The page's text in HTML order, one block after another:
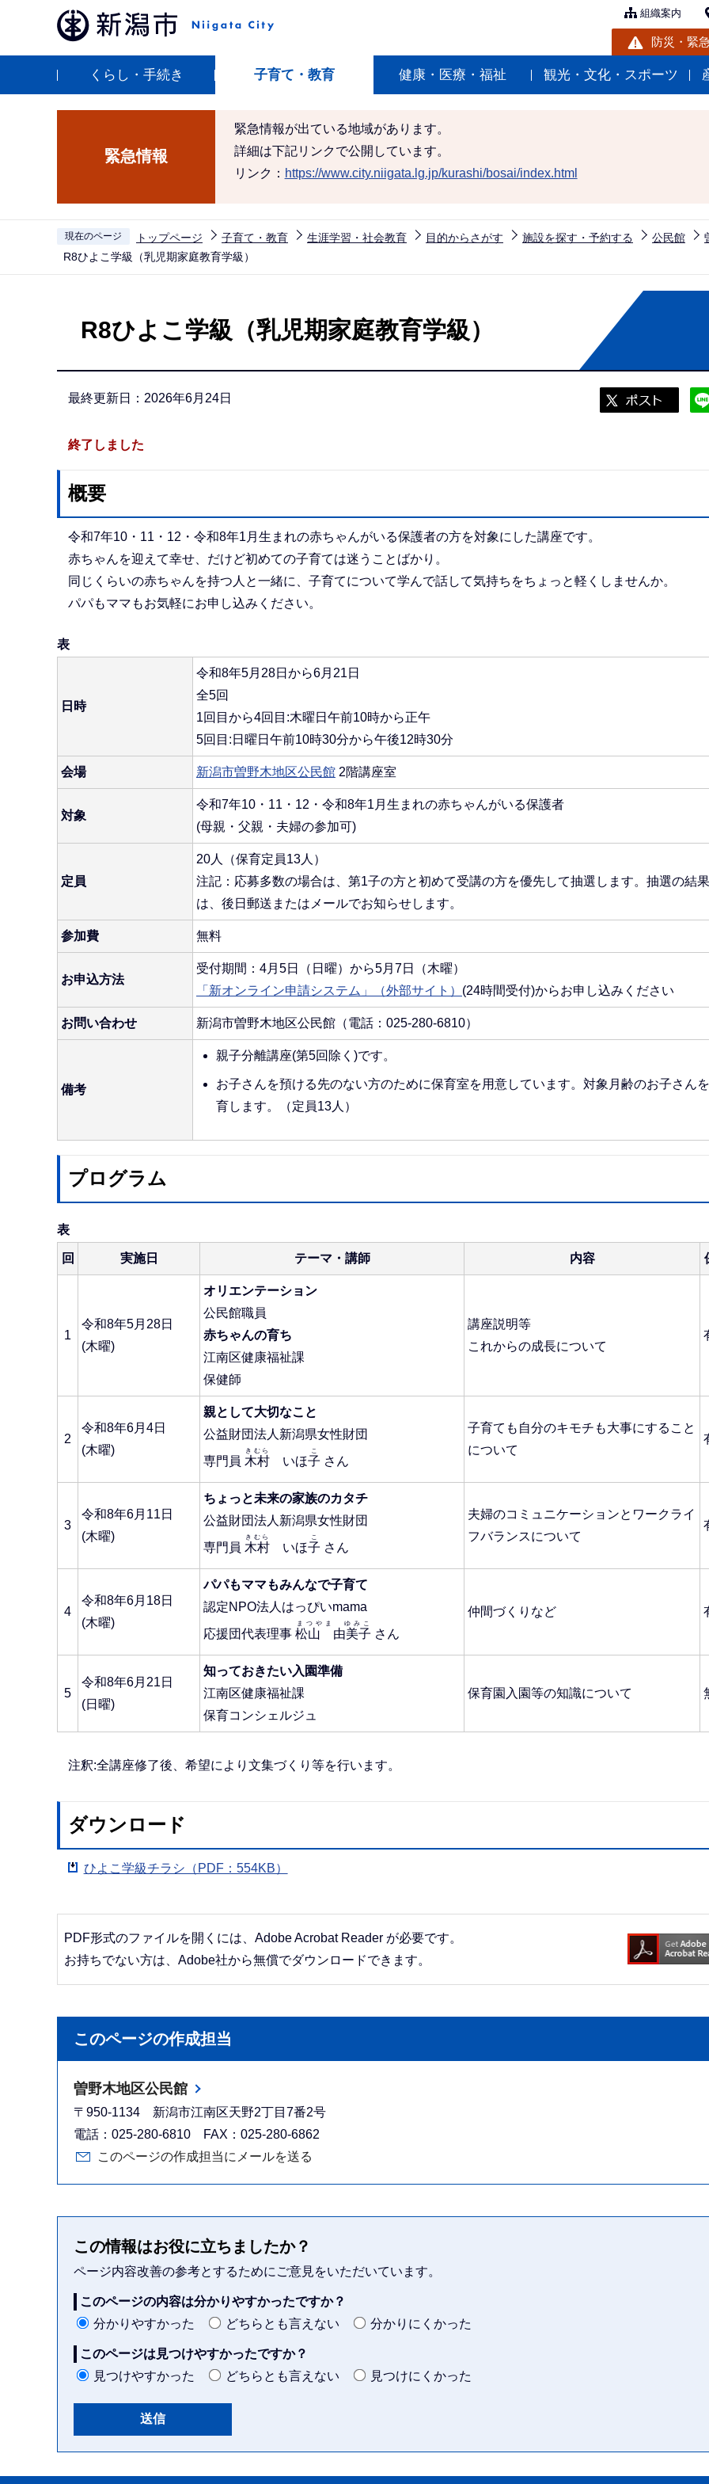
ペ
組織案内
防災・緊
くらし・手続き 子育て・教育 健康・医療・福祉 観光・文化・スポーツ
緊急情報
緊急情報が出ている地域があります。
詳細は下記リンクで公開しています。
リンク： https://www.city.niigata.lg.jp/kurashi/bosai/index.html
現在のページ トップページ 子育て・教育 生涯学習・社会教育 目的からさがす 施設を探す・予約する 公民館
R8ひよこ学級（乳児期家庭教育学級）
R8ひよこ学級（乳児期家庭教育学級）
最終更新日：2026年6月24日
終了しました
概要
令和7年10・11・12・令和8年1月生まれの赤ちゃんがいる保護者の方を対象にした講座です。
赤ちゃんを迎えて幸せ、だけど初めての子育ては迷うことばかり。
同じくらいの赤ちゃんを持つ人と一緒に、子育てについて学んで話して気持ちをちょっと軽くしませんか。
パパもママもお気軽にお申し込みください。
表
日時
令和8年5月28日から6月21日
全5回
1回目から4回目:木曜日午前10時から正午
5回目:日曜日午前10時30分から午後12時30分
会場 新潟市曽野木地区公民館 2階講座室
対象
令和7年10・11・12・令和8年1月生まれの赤ちゃんがいる保護者
(母親・父親・夫婦の参加可)
定員
20人（保育定員13人）
注記：応募多数の場合は、第1子の方と初めて受講の方を優先して抽選します。抽選の結果
は、後日郵送またはメールでお知らせします。
参加費 無料
お申込方法
受付期間：4月5日（日曜）から5月7日（木曜）
「新オンライン申請システム」（外部サイト） (24時間受付)からお申し込みください
お問い合わせ 新潟市曽野木地区公民館（電話：025-280-6810）
備考
親子分離講座(第5回除く)です。
お子さんを預ける先のない方のために保育室を用意しています。対象月齢のお子さん
育します。（定員13人）
プログラム
表
回 実施日 テーマ・講師 内容
1
令和8年5月28日
(木曜)
オリエンテーション
公民館職員
赤ちゃんの育ち
江南区健康福祉課
保健師
講座説明等
これからの成長について
2
令和8年6月4日
(木曜)
親として大切なこと
公益財団法人新潟県女性財団
専門員 木村
きむら
いほ子
こ
さん
子育ても自分のキモチも大事にすること
について
3
令和8年6月11日
(木曜)
ちょっと未来の家族のカタチ
公益財団法人新潟県女性財団
専門員 木村
きむら
いほ子
こ
さん
夫婦のコミュニケーションとワークライ
フバランスについて
4
令和8年6月18日
(木曜)
パパもママもみんなで子育て
認定NPO法人はっぴいmama
応援団代表理事 松山 由美子
まつやま ゆみこ
さん
仲間づくりなど
5
令和8年6月21日
(日曜)
知っておきたい入園準備
江南区健康福祉課
保育コンシェルジュ
保育園入園等の知識について
注釈:全講座修了後、希望により文集づくり等を行います。
ダウンロード
ひよこ学級チラシ（PDF：554KB）
PDF形式のファイルを開くには、Adobe Acrobat Reader が必要です。
お持ちでない方は、Adobe社から無償でダウンロードできます。
このページの作成担当
曽野木地区公民館
〒950-1134 新潟市江南区天野2丁目7番2号
電話：025-280-6810 FAX：025-280-6862
このページの作成担当にメールを送る
この情報はお役に立ちましたか？
ページ内容改善の参考とするためにご意見をいただいています。
このページの内容は分かりやすかったですか？
分かりやすかった
どちらとも言えない 分かりにくかった
このページは見つけやすかったですか？
見つけやすかった
どちらとも言えない 見つけにくかった